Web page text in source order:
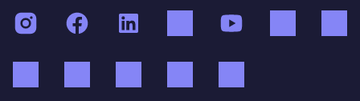
InstagramFacebook TikTok